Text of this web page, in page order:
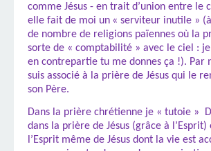
comme Jésus - en trait d’union entre le
elle fait de moi un « serviteur inutile »
de nombre de religions païennes où la
sorte de « comptabilité » avec le ciel :
en contrepartie tu me donnes ça !). Par
suis associé à la prière de Jésus qui le
son Père.
Dans la prière chrétienne je « tutoie »
dans la prière de Jésus (grâce à l’Esprit)
l’Esprit même de Jésus dont la vie est